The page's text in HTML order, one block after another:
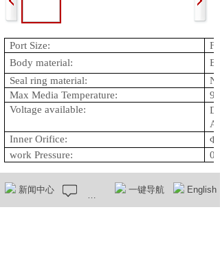
Port Size:
Body material:
Seal ring material:
Max Media Temperature:
90
Voltage available:
AC
Inner Orifice: Φ
work Pressure: 0-
新闻中心 在线留言 一键导航 English